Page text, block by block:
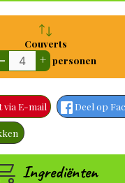
Couverts
– + personen
via E-mail Deel op
Ingrediënten